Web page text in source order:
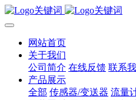
网站首页
关于我们
公司简介 在线反馈 联系
产品展示
全部 传感器/变送器 流量